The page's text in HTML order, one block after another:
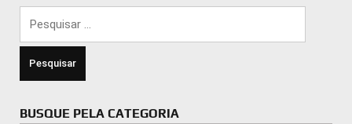
BUSQUE PELA CATEGORIA